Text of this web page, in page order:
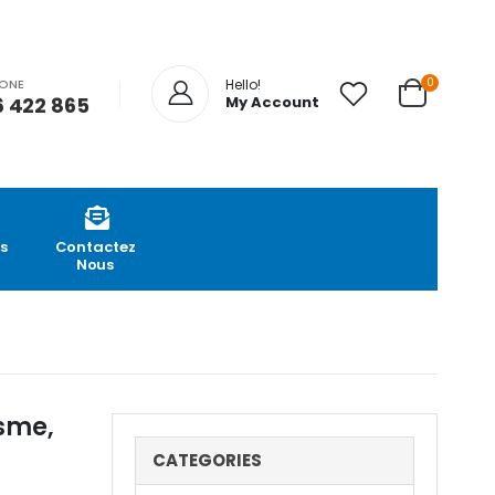
422 865
Hello!
My Account
0
Contactez
Nous
CATEGORIES